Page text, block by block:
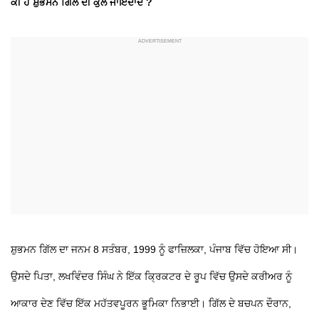
ਸ਼ੁਭਮਨ ਗਿੱਲ ਦਾ ਜਨਮ 8 ਸਤੰਬਰ, 1999 ਨੂੰ ਫਾਜ਼ਿਲਕਾ, ਪੰਜਾਬ ਵਿੱਚ ਹੋਇਆ ਸੀ।
ਉਸਦੇ ਪਿਤਾ, ਲਖਵਿੰਦਰ ਸਿੰਘ ਨੇ ਇੱਕ ਕ੍ਰਿਕਟਰ ਦੇ ਰੂਪ ਵਿੱਚ ਉਸਦੇ ਕਰੀਅਰ ਨੂੰ
ਆਕਾਰ ਦੇਣ ਵਿੱਚ ਇੱਕ ਮਹੱਤਵਪੂਰਨ ਭੂਮਿਕਾ ਨਿਭਾਈ। ਗਿੱਲ ਦੇ ਬਚਪਨ ਦੌਰਾਨ,